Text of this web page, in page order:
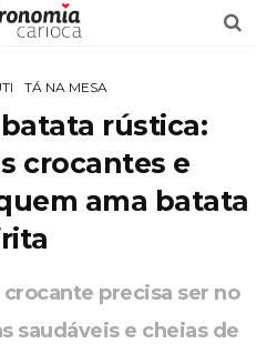
TÁ NA MESA
rústica:
crocantes e
ama batata
precisa ser no
saudáveis e cheias de